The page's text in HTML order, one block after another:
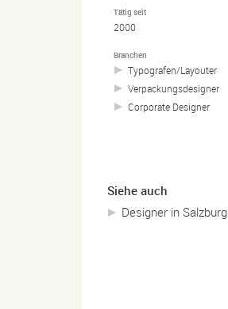
Tätig seit
2000
Branchen
Typografen/Layouter
Verpackungsdesigner
Corporate Designer
Siehe auch
Designer in Salzburg